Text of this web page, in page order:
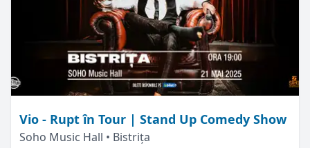
Vio - Rupt în Tour | Stand Up Comedy Show
Soho Music Hall • Bistrița